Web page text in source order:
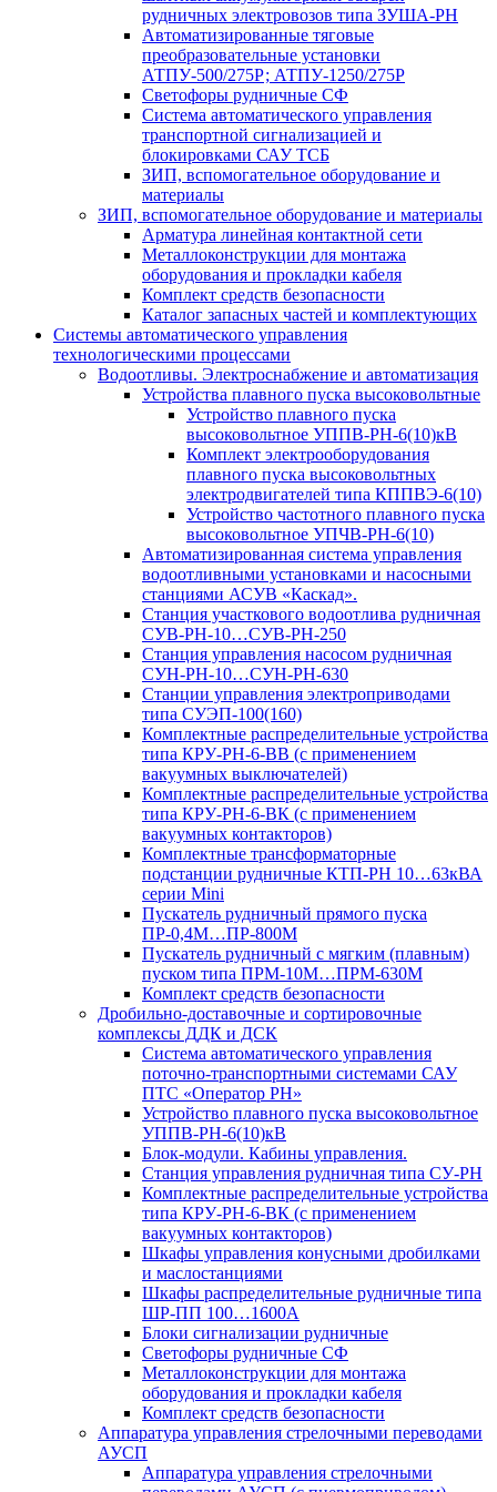
рудничных электровозов типа ЗУША-РН
Автоматизированные тяговые
преобразовательные установки
АТПУ-500/275Р; АТПУ-1250/275Р
Светофоры рудничные СФ
Система автоматического управления
транспортной сигнализацией и
блокировками САУ ТСБ
ЗИП, вспомогательное оборудование и
материалы
ЗИП, вспомогательное оборудование и материалы
Арматура линейная контактной сети
Металлоконструкции для монтажа
оборудования и прокладки кабеля
Комплект средств безопасности
Каталог запасных частей и комплектующих
Системы автоматического управления
технологическими процессами
Водоотливы. Электроснабжение и автоматизация
Устройства плавного пуска высоковольтные
Устройство плавного пуска
высоковольтное УППВ-РН-6(10)кВ
Комплект электрооборудования
плавного пуска высоковольтных
электродвигателей типа КППВЭ-6(10)
Устройство частотного плавного пуска
высоковольтное УПЧВ-РН-6(10)
Автоматизированная система управления
водоотливными установками и насосными
станциями АСУВ «Каскад».
Станция участкового водоотлива рудничная
СУВ-РН-10…СУВ-РН-250
Станция управления насосом рудничная
СУН-РН-10…СУН-РН-630
Станции управления электроприводами
типа СУЭП-100(160)
Комплектные распределительные устройства
типа КРУ-РН-6-ВВ (с применением
вакуумных выключателей)
Комплектные распределительные устройства
типа КРУ-РН-6-ВК (с применением
вакуумных контакторов)
Комплектные трансформаторные
подстанции рудничные КТП-РН 10…63кВА
серии Mini
Пускатель рудничный прямого пуска
ПР-0,4М…ПР-800М
Пускатель рудничный с мягким (плавным)
пуском типа ПРМ-10М…ПРМ-630М
Комплект средств безопасности
Дробильно-доставочные и сортировочные
комплексы ДДК и ДСК
Система автоматического управления
поточно-транспортными системами САУ
ПТС «Оператор РН»
Устройство плавного пуска высоковольтное
УППВ-РН-6(10)кВ
Блок-модули. Кабины управления.
Станция управления рудничная типа СУ-РН
Комплектные распределительные устройства
типа КРУ-РН-6-ВК (с применением
вакуумных контакторов)
Шкафы управления конусными дробилками
и маслостанциями
Шкафы распределительные рудничные типа
ШР-ПП 100…1600А
Блоки сигнализации рудничные
Светофоры рудничные СФ
Металлоконструкции для монтажа
оборудования и прокладки кабеля
Комплект средств безопасности
Аппаратура управления стрелочными переводами
АУСП
Аппаратура управления стрелочными